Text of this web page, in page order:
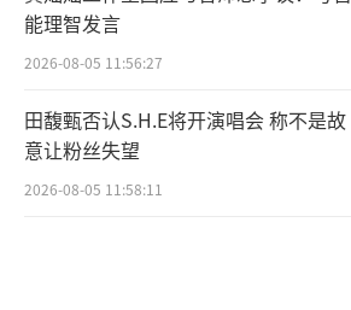
能理智发言
2026-08-05 11:56:27
田馥甄否认S.H.E将开演唱会 称不是故
意让粉丝失望
2026-08-05 11:58:11